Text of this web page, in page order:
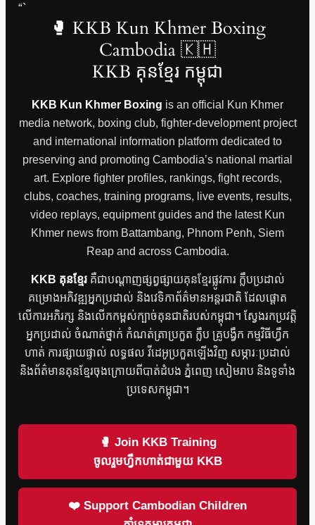
“`
🥊 KKB Kun Khmer Boxing
Cambodia 🇰🇭
KKB គុនខ្មែរ កម្ពុជា
KKB Kun Khmer Boxing is an official Kun Khmer
media network, boxing club, fighter-development project
and international information platform dedicated to
preserving and promoting Cambodia’s national martial
art. Explore fighter profiles, rankings, fight records,
clubs, coaches, training programs, live events, results,
video replays, equipment guides and the latest Kun
Khmer news from Battambang, Phnom Penh, Siem
Reap and across Cambodia.
KKB គុនខ្មែរគឺជាបណ្តាញផ្សព្វផ្សាយគុនខ្មែរផ្លូវការ ក្លឹបប្រដាល់
គម្រោងអភិវឌ្ឍអ្នកប្រដាល់ និងវេទិកាព័ត៌មានអន្តរជាតិ ដែលផ្តោត
លើការអភិរក្ស និងលើកកម្ពស់ក្បាច់គុនជាតិរបស់កម្ពុជា។ ស្វែងរកប្រវត្តិ
អ្នកប្រដាល់ ចំណាត់ថ្នាក់ កំណត់ត្រាប្រកួត ក្លឹប គ្រូបង្វឹក កម្មវិធីហ្វឹក
ហាត់ ការផ្សាយផ្ទាល់ លទ្ធផល វីដេអូប្រកួតឡើងវិញ សម្ភារៈប្រដាល់
និងព័ត៌មានគុនខ្មែរចុងក្រោយពីបាត់ដំបង ភ្នំពេញ សៀមរាប និងទូទាំង
ប្រទេសកម្ពុជា។
🥊 Join KKB Training
ចូលរួមហ្វឹកហាត់ជាមួយ KKB
❤️ Support Cambodian Children